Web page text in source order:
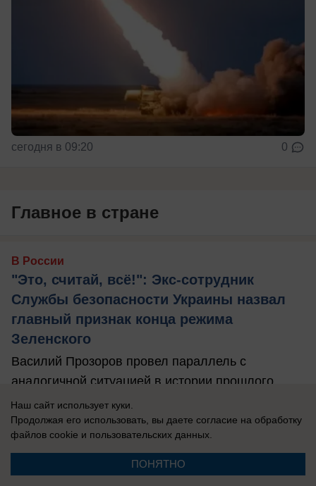
сегодня в 09:20 0
Главное в стране
В России
"Это, считай, всё!": Экс-сотрудник
Службы безопасности Украины назвал
главный признак конца режима
Зеленского
Василий Прозоров провел параллель с
аналогичной ситуацией в истории прошлого
века, который один в один напоминает то, что ...
Наш сайт использует куки.
Продолжая его использовать, вы даете согласие на обработку
файлов cookie и пользовательских данных.
ПОНЯТНО